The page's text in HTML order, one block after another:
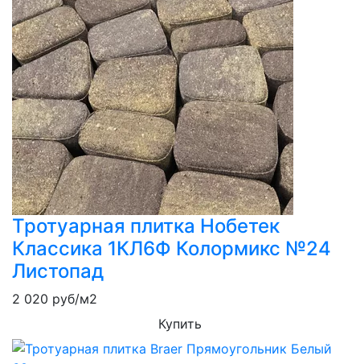
Тротуарная плитка Нобетек
Классика 1КЛ6Ф Колормикс №24
Листопад
2 020 руб/м2
Купить